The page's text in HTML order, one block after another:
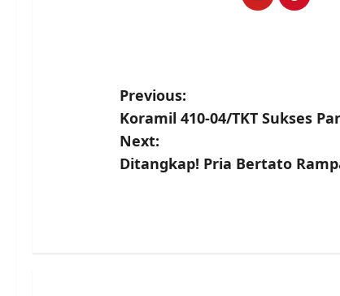
P
o
s
Previous:
Koramil 410-04/TKT Sukses
Next:
Ditangkap! Pria Bertato